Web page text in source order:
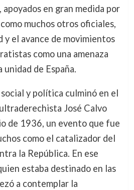
apoyados en gran medida por
muchos otros oficiales,
y el avance de movimientos
como una amenaza
de España.
y política culminó en el
José Calvo
de 1936, un evento que fue
como el catalizador del
la República. En ese
estaba destinado en las
a contemplar la